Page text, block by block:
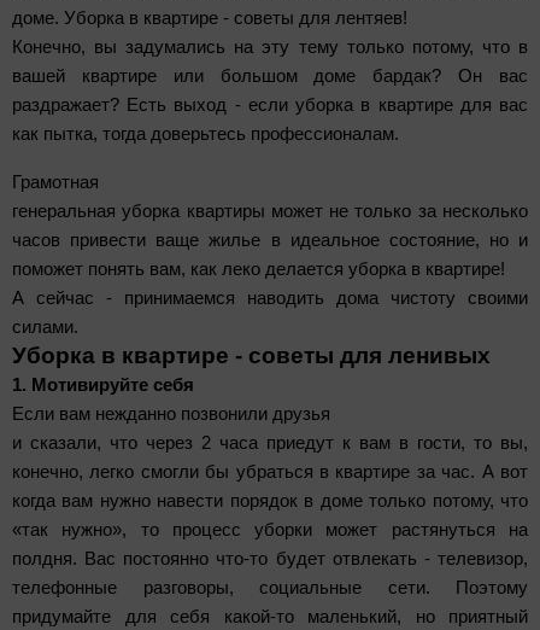
доме. Уборка в квартире - советы для лентяев!
Конечно, вы задумались на эту тему только потому, что в
вашей квартире или большом доме бардак? Он вас
раздражает? Есть выход - если уборка в квартире для вас
как пытка, тогда доверьтесь профессионалам.
Грамотная
генеральная уборка квартиры может не только за несколько
часов привести ваще жилье в идеальное состояние, но и
поможет понять вам, как леко делается уборка в квартире!
А сейчас - принимаемся наводить дома чистоту своими
силами.
Уборка в квартире - советы для ленивых
1. Мотивируйте себя
Если вам нежданно позвонили друзья
и сказали, что через 2 часа приедут к вам в гости, то вы,
конечно, легко смогли бы убраться в квартире за час. А вот
когда вам нужно навести порядок в доме только потому, что
«так нужно», то процесс уборки может растянуться на
полдня. Вас постоянно что-то будет отвлекать - телевизор,
телефонные разговоры, социальные сети. Поэтому
придумайте для себя какой-то маленький, но приятный